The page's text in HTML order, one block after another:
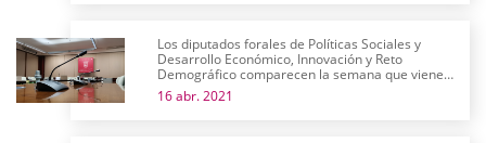
Los diputados forales de Políticas Sociales y
Desarrollo Económico, Innovación y Reto
Demográfico comparecen la semana que viene
en comisión
16 abr. 2021